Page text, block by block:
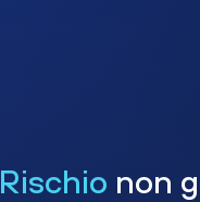
Rischio non